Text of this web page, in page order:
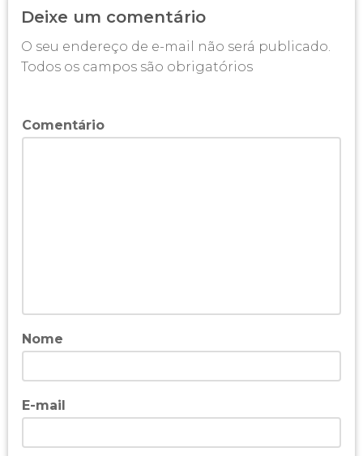
Deixe um comentário
O seu endereço de e-mail não será publicado.
Todos os campos são obrigatórios
Comentário
Nome
E-mail